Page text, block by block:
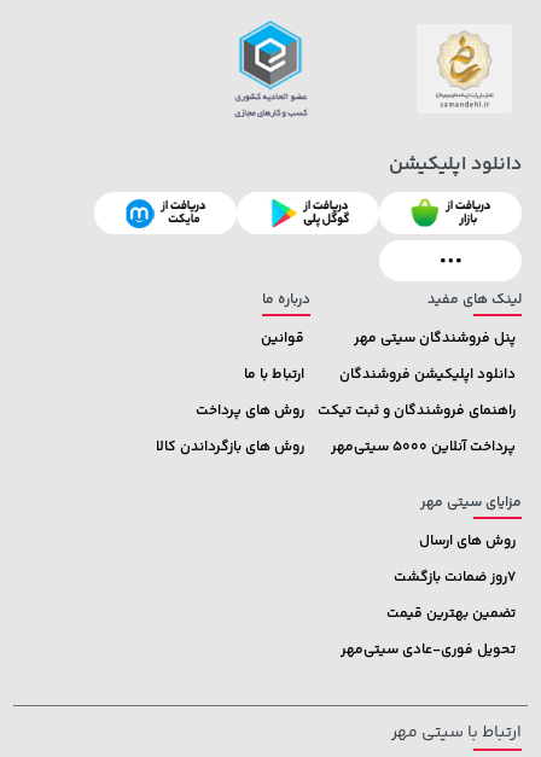
76,780,000 تومان خرید
154,000 تومان
171,500
لینک های مفید
پنل فروشندگان سیتی مهر
دانلود اپلیکیشن فروشندگان
راهنمای فروشندگان و ثبت تیکت
پرداخت آنلاین 5000 سیتی‌مهر
درباره ما
قوانین
ارتباط با ما
روش های پرداخت
روش های بازگرداندن کالا
مزایای سیتی مهر
روش های ارسال
7روز ضمانت بازگشت
تضمین بهترین قیمت
تحویل فوری-عادی سیتی‌مهر
دانلود اپلیکیشن
ارتباط با سیتی مهر